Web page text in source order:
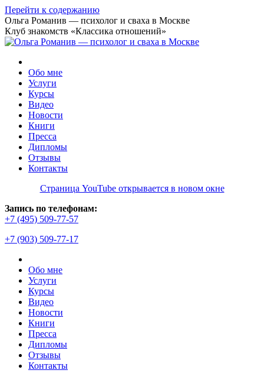
Перейти к содержанию
Ольга Романив — психолог и сваха в Москве
Клуб знакомств «Классика отношений»
Обо мне
Услуги
Курсы
Видео
Новости
Книги
Пресса
Дипломы
Отзывы
Контакты
Страница YouTube открывается в новом окне
Запись по телефонам:
+7 (495) 509-77-57
+7 (903) 509-77-17
Обо мне
Услуги
Курсы
Видео
Новости
Книги
Пресса
Дипломы
Отзывы
Контакты